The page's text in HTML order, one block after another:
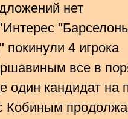
нет
4 игрока
все в
один кандидат на
Кобиным